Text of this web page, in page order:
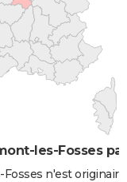
les-Fosses
n'est